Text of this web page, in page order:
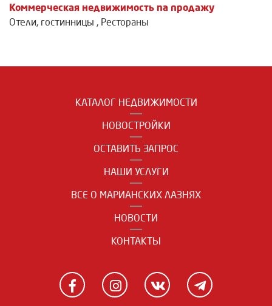
Коммерческая недвижимость na продажу
Отели, гостинницы , Рестораны
КАТАЛОГ НЕДВИЖИМОСТИ
НОВОСТРОЙКИ
ОСТАВИТЬ ЗАПРОС
НАШИ УСЛУГИ
ВСЕ О МАРИАНСКИХ ЛАЗНЯХ
НОВОСТИ
КОНТАКТЫ